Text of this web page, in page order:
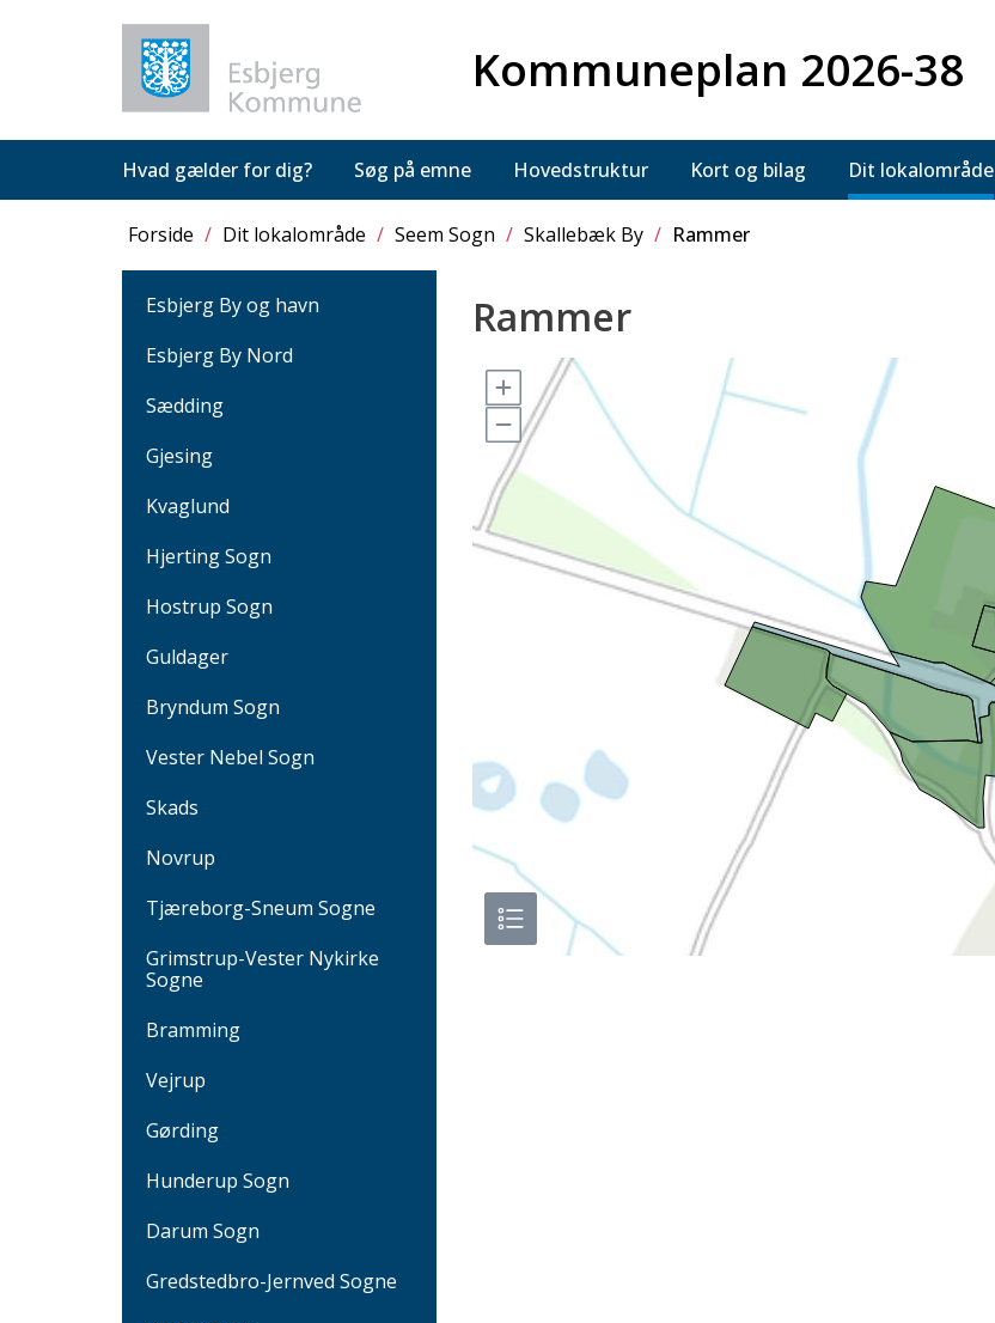
Kommuneplan 2026-38
Hvad gælder for dig? Søg på emne Hovedstruktur Kort og bilag Dit lokalområde
Forside / Dit lokalområde / Seem Sogn / Skallebæk By / Rammer
Esbjerg By og havn
Esbjerg By Nord
Sædding
Gjesing
Kvaglund
Hjerting Sogn
Hostrup Sogn
Guldager
Bryndum Sogn
Vester Nebel Sogn
Skads
Novrup
Tjæreborg-Sneum Sogne
Grimstrup-Vester Nykirke
Sogne
Bramming
Vejrup
Gørding
Hunderup Sogn
Darum Sogn
Gredstedbro-Jernved Sogne
Rammer